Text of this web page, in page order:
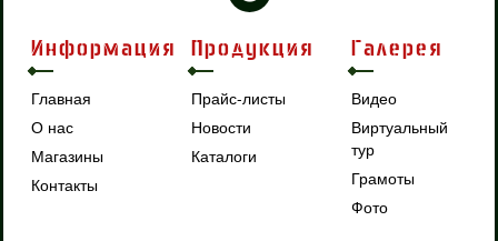
Информация
Главная
О нас
Магазины
Контакты
Продукция
Прайс-листы
Новости
Каталоги
Галерея
Видео
Виртуальный
тур
Грамоты
Фото